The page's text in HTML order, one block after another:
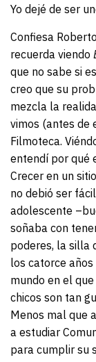
Yo dejé de ser
Confiesa
recuerda viendo
que no sabe si
creo que su
mezcla la
vimos (antes de
Filmoteca.
entendí por qué
Crecer en un
no debió ser
adolescente
soñaba con
poderes, la silla
los catorce
mundo en el
chicos son tan
Menos mal que
a estudiar
para cumplir su